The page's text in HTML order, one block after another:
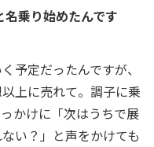
乗り始めたんです
予定だったんですが、
上に売れて。調子に乗
かけに「次はうちで展
い？」と声をかけても